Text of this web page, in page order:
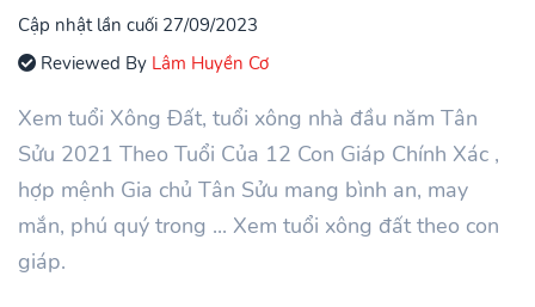
Cập nhật lần cuối 27/09/2023
Reviewed By Lâm Huyền Cơ
Xem tuổi Xông Đất, tuổi xông nhà đầu năm Tân
Sửu 2021 Theo Tuổi Của 12 Con Giáp Chính Xác ,
hợp mệnh Gia chủ Tân Sửu mang bình an, may
mắn, phú quý trong ... Xem tuổi xông đất theo con
giáp.